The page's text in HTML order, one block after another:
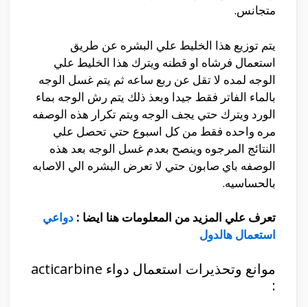
متجانس.
يتم توزيع هذا الخليط علي البشره عن طريق
استعمال فرشاه او قطنه ويترك هذا الخليط علي
الوجه لمده لا تقل عن ربع ساعه ثم يتم غسل الوجه
بالماء الفاتر فقط جيدا وبعذ ذلك يتم رش الوجه بماء
الورد ويترك حتي يجف الوجه ويتم تكرار هذه الوصفه
مره واحده فقط من كل اسبوع حتي تحصل علي
النتائج المرجوه وينصح بعدم غسل الوجه بعد هذه
الوصفه باي صابون حتي لا تعرض البشره الي الاصابه
بالحساسيه.
تعرف علي المزيد من المعلومات هنا ايضا : دواعي
استعمال هالدول
موانع وتحذيرات استعمال دواء acticarbine
: